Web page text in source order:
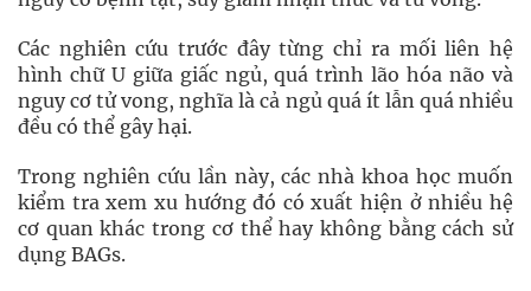
Các nghiên cứu trước đây từng chỉ ra mối liên hệ
hình chữ U giữa giấc ngủ, quá trình lão hóa não và
nguy cơ tử vong, nghĩa là cả ngủ quá ít lẫn quá nhiều
đều có thể gây hại.
Trong nghiên cứu lần này, các nhà khoa học muốn
kiểm tra xem xu hướng đó có xuất hiện ở nhiều hệ
cơ quan khác trong cơ thể hay không bằng cách sử
dụng BAGs.